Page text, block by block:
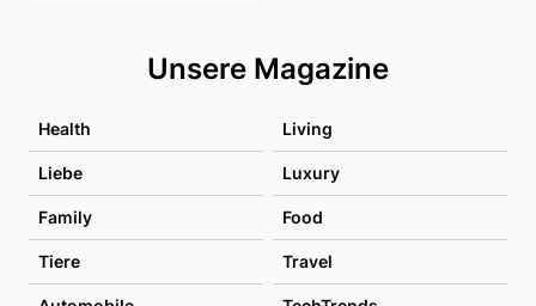
Unsere Magazine
Health Living
Liebe Luxury
Family Food
Tiere Travel